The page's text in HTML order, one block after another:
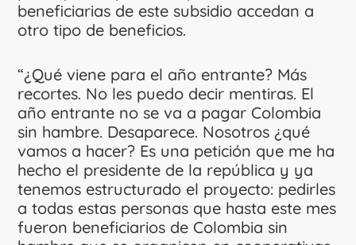
beneficiarias de este subsidio accedan a
otro tipo de beneficios.
“¿Qué viene para el año entrante? Más
recortes. No les puedo decir mentiras. El
año entrante no se va a pagar Colombia
sin hambre. Desaparece. Nosotros ¿qué
vamos a hacer? Es una petición que me ha
hecho el presidente de la república y ya
tenemos estructurado el proyecto: pedirles
a todas estas personas que hasta este mes
fueron beneficiarios de Colombia sin